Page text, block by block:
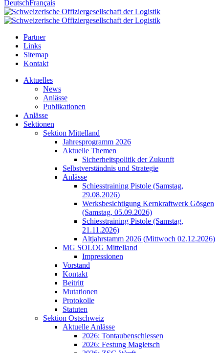
DeutschFrançais
Partner
Links
Sitemap
Kontakt
Aktuelles
News
Anlässe
Publikationen
Anlässe
Sektionen
Sektion Mittelland
Jahresprogramm 2026
Aktuelle Themen
Sicherheitspolitik der Zukunft
Selbstverständnis und Strategie
Anlässe
Schiesstraining Pistole (Samstag,
29.08.2026)
Werksbesichtigung Kernkraftwerk Gösgen
(Samstag, 05.09.2026)
Schiesstraining Pistole (Samstag,
21.11.2026)
Altjahrstamm 2026 (Mittwoch 02.12.2026)
MG SOLOG Mittelland
Impressionen
Vorstand
Kontakt
Beitritt
Mutationen
Protokolle
Statuten
Sektion Ostschweiz
Aktuelle Anlässe
2026: Tontaubenschiessen
2026: Festung Magletsch